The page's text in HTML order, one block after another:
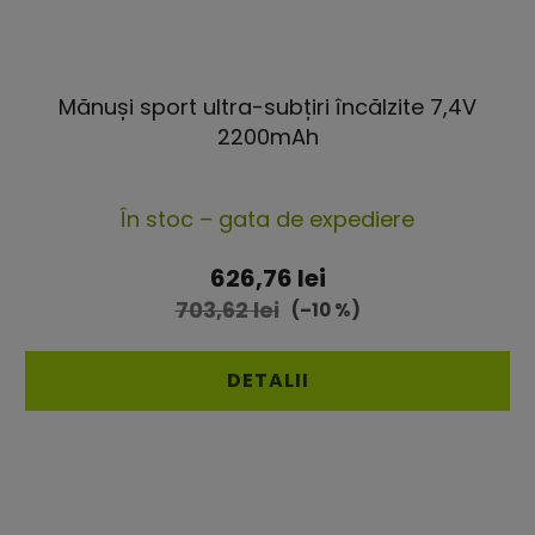
Mănuși sport ultra-subțiri încălzite 7,4V
2200mAh
medie
a
produsului
4,4
din
În stoc – gata de expediere
626,76 lei
703,62 lei (–10 %)
DETALII